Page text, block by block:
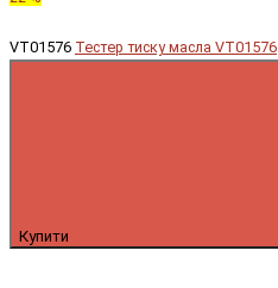
VT01576 Тестер тиску масла VT01576
Купити